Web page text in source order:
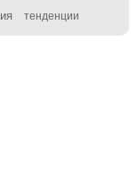
тенденции